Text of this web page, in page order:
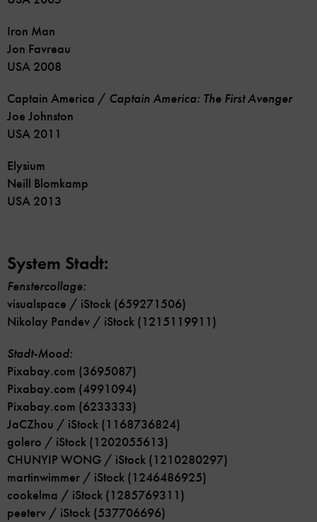
Iron Man
Jon Favreau
USA 2008
Captain America / Captain America: The First Avenger
Joe Johnston
USA 2011
Elysium
Neill Blomkamp
USA 2013
System Stadt:
Fenstercollage:
visualspace / iStock (659271506)
Nikolay Pandev / iStock (1215119911)
Stadt-Mood:
Pixabay.com (3695087)
Pixabay.com (4991094)
Pixabay.com (6233333)
JaCZhou / iStock (1168736824)
golero / iStock (1202055613)
CHUNYIP WONG / iStock (1210280297)
martinwimmer / iStock (1246486925)
cookelma / iStock (1285769311)
peeterv / iStock (537706696)